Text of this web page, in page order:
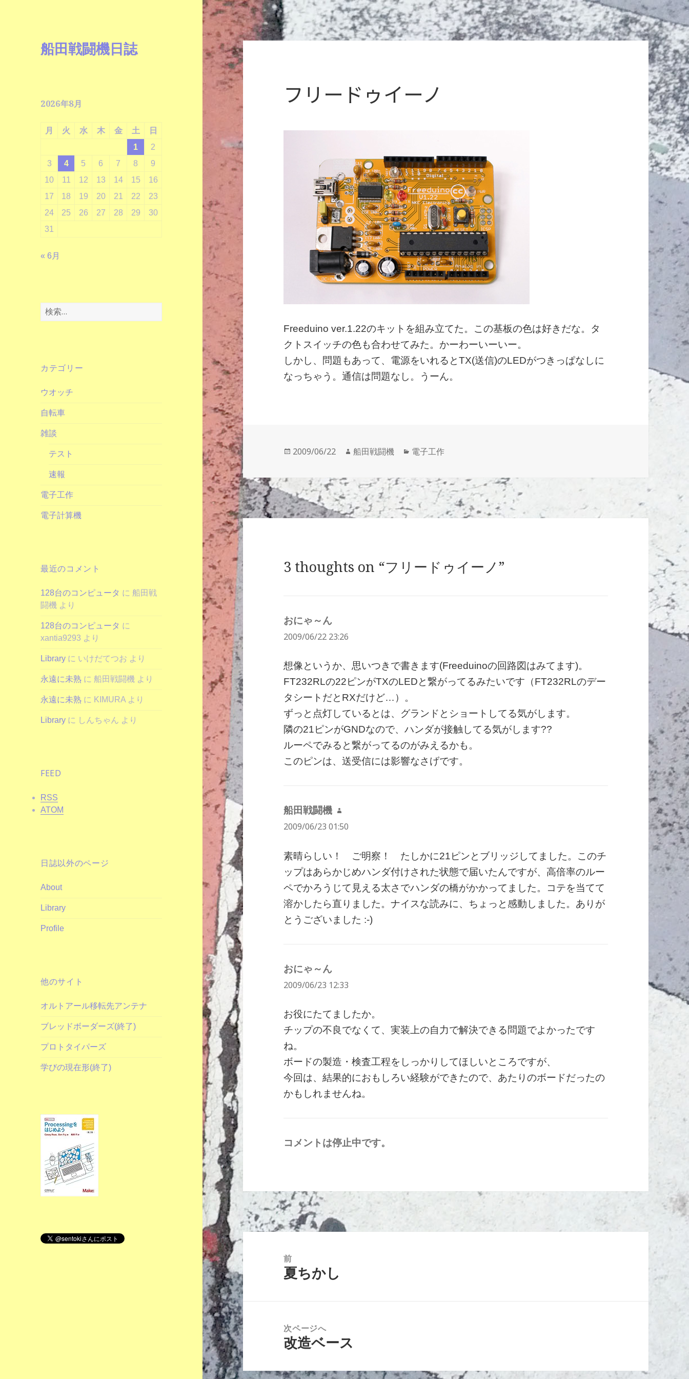
船田戦闘機日誌
2026年8月
月 火 水 木 金 土
日
1
2
3
4 5 6 7 8
9
10
11 12 13 14 15
16
17
18 19 20 21 22
23
24
25 26 27 28 29
30
31
« 6月
検
索:
カテゴリー
ウオッチ
自転車
雑談
テスト
速報
電子工作
電子計算機
最近のコメント
128台のコンピュータ に船田戦
闘機 より
128台のコンピュータ に
xantia9293 より
Library に いけだてつお より
永遠に未熟 に船田戦闘機 より
永遠に未熟 に KIMURA より
Library に しんちゃん より
FEED
RSS
ATOM
日誌以外のページ
About
Library
Profile
他のサイト
オルトアール移転先アンテナ
ブレッドボーダーズ(終了)
プロトタイパーズ
学びの現在形(終了)
フリードゥイーノ
Freeduino ver.1.22のキットを組み立てた。この基板の色は好きだな。タ
クトスイッチの色も合わせてみた。かーわーいーいー。
しかし、問題もあって、電源をいれるとTX(送信)のLEDがつきっぱなしに
なっちゃう。通信は問題なし。うーん。
投
2009/06/22
作
船田戦闘機
カ
ゴ
リ
電子工作
3 thoughts on “フリードゥイーノ”
おにゃ～ん
り:
2009/06/22 23:26
想像というか、思いつきで書きます(Freeduinoの回路図はみてます)。
FT232RLの22ピンがTXのLEDと繋がってるみたいです（FT232RLのデー
タシートだとRXだけど…）。
ずっと点灯しているとは、グランドとショートしてる気がします。
隣の21ピンがGNDなので、ハンダが接触してる気がします??
ルーペでみると繋がってるのがみえるかも。
このピンは、送受信には影響なさげです。
船田戦闘機
よ
り:
2009/06/23 01:50
素晴らしい！ ご明察！ たしかに21ピンとブリッジしてました。このチ
ップはあらかじめハンダ付けされた状態で届いたんですが、高倍率のルー
ペでかろうじて見える太さでハンダの橋がかかってました。コテを当てて
溶かしたら直りました。ナイスな読みに、ちょっと感動しました。ありが
とうございました :-)
おにゃ～ん
り:
2009/06/23 12:33
お役にたてましたか。
チップの不良でなくて、実装上の自力で解決できる問題でよかったです
ね。
ボードの製造・検査工程をしっかりしてほしいところですが、
今回は、結果的におもしろい経験ができたので、あたりのボードだったの
かもしれませんね。
コメントは停止中です。
投
ビ
ー
シ
ョ
前
前
夏ちかし
次ページへ
次
投
改造ベース